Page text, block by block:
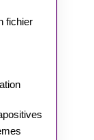
fichier